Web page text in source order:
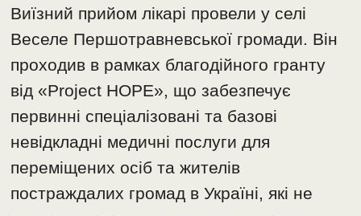
Виїзний прийом лікарі провели у селі
Веселе Першотравневської громади. Він
проходив в рамках благодійного гранту
від «Project HOPE», що забезпечує
первинні спеціалізовані та базові
невідкладні медичні послуги для
переміщених осіб та жителів
постраждалих громад в Україні, які не